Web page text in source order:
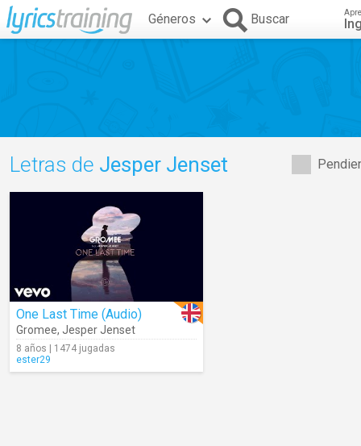
Géneros Buscar
Letras de Jesper Jenset
One Last Time (Audio)
Gromee, Jesper Jenset
8 años | 1474 jugadas
ester29